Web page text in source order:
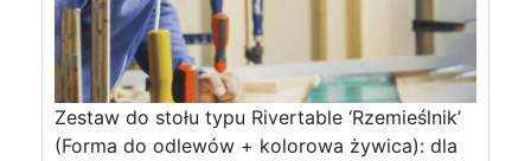
Zestaw do stołu typu Rivertable ‘Rzemieślnik’
(Forma do odlewów + kolorowa żywica): dla